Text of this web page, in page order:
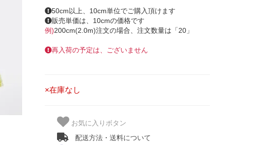
50cm以上、10cm単位でご購入頂けます
販売単価は、10cmの価格です
例)200cm(2.0m)注文の場合、注文数量は「20」
再入荷の予定は、ございません
×在庫なし
お気に入りボタン
配送方法・送料について